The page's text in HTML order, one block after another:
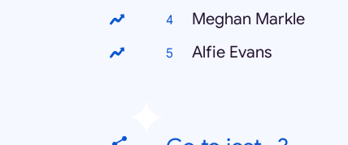
Meghan Markle
Alfie Evans